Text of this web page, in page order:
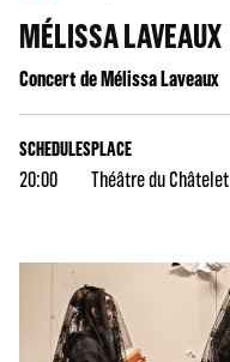
MÉLISSA LAVEAUX
Concert de Mélissa Laveaux
SCHEDULES
20:00
PLACE
Théâtre du Châtelet